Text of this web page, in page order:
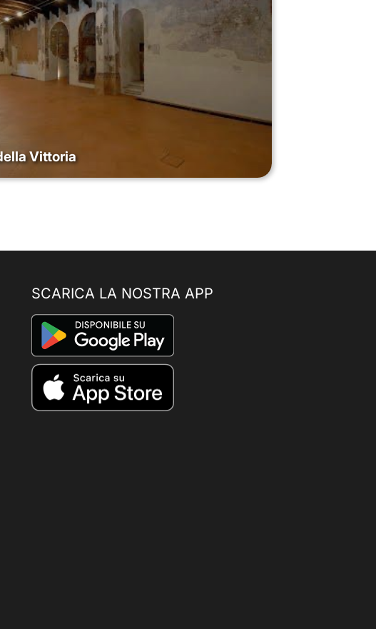
Vittoria
SCARICA LA NOSTRA APP